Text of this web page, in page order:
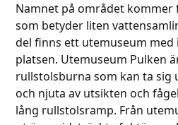
Namnet på området kommer
som betyder liten
del finns ett utemuseum
platsen. Utemuseum Pulken
rullstolsburna som kan ta
och njuta av utsikten och
lång rullstolsramp. Från